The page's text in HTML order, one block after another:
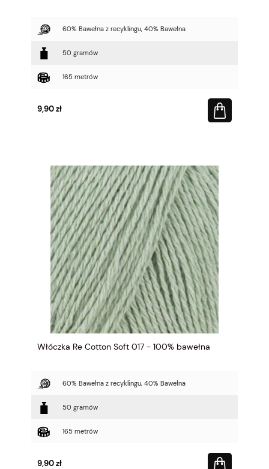
60% Bawełna z recyklingu, 40% Bawełna
50 gramów
165 metrów
9,90 zł
Włóczka Re Cotton Soft 017 - 100% bawełna
60% Bawełna z recyklingu, 40% Bawełna
50 gramów
165 metrów
9,90 zł